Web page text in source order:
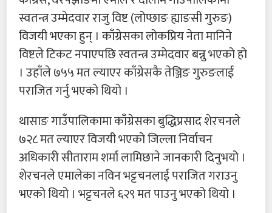
स्वतन्त्र उम्मेदवार राजु विष्ट (लोप्छाङ ह्याङसी गुरुङ)
विजयी भएका हुन् । काँग्रेसका लोकप्रिय नेता मानिने
विष्टले टिकट नपाएपछि स्वतन्त्र उम्मेदवार बन्नु भएको हो
। उहाँले ७५५ मत ल्याएर काँग्रेसकै तेञ्जिङ गुरुङलाई
पराजित गर्नु भएको थियो ।
थासाङ गाउँपालिकामा काँग्रेसका बुद्धिप्रसाद शेरचनले
७२८ मत ल्याएर विजयी भएको जिल्ला निर्वाचन
अधिकारी सीताराम शर्मा लामिछाने जानकारी दिनुभयो ।
शेरचनले एमालेका नविन भट्टचनलाई पराजित गराउनु
भएको थियो । भट्टचनले ६२९ मत पाउनु भएको थियो ।